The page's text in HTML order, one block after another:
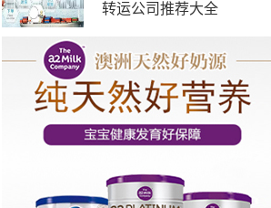
转运公司推荐大全